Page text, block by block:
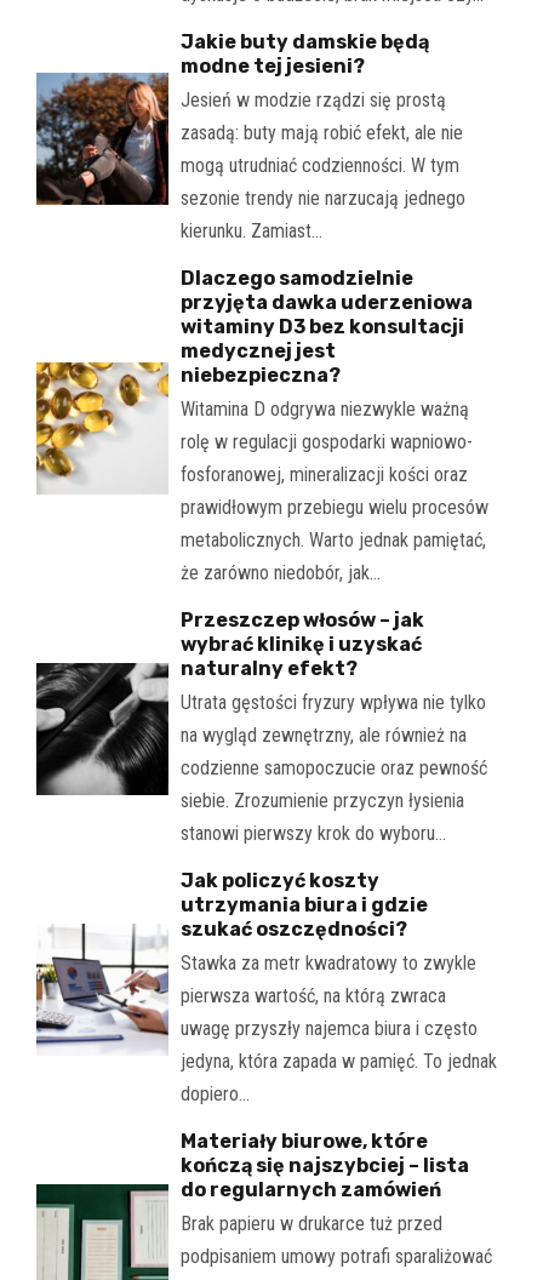
Jakie buty damskie będą
modne tej jesieni?
Jesień w modzie rządzi się prostą
zasadą: buty mają robić efekt, ale nie
mogą utrudniać codzienności. W tym
sezonie trendy nie narzucają jednego
kierunku. Zamiast…
Dlaczego samodzielnie
przyjęta dawka uderzeniowa
witaminy D3 bez konsultacji
medycznej jest
niebezpieczna?
Witamina D odgrywa niezwykle ważną
rolę w regulacji gospodarki wapniowo-
fosforanowej, mineralizacji kości oraz
prawidłowym przebiegu wielu procesów
metabolicznych. Warto jednak pamiętać,
że zarówno niedobór, jak…
Przeszczep włosów – jak
wybrać klinikę i uzyskać
naturalny efekt?
Utrata gęstości fryzury wpływa nie tylko
na wygląd zewnętrzny, ale również na
codzienne samopoczucie oraz pewność
siebie. Zrozumienie przyczyn łysienia
stanowi pierwszy krok do wyboru…
Jak policzyć koszty
utrzymania biura i gdzie
szukać oszczędności?
Stawka za metr kwadratowy to zwykle
pierwsza wartość, na którą zwraca
uwagę przyszły najemca biura i często
jedyna, która zapada w pamięć. To jednak
dopiero…
Materiały biurowe, które
kończą się najszybciej – lista
do regularnych zamówień
Brak papieru w drukarce tuż przed
podpisaniem umowy potrafi sparaliżować